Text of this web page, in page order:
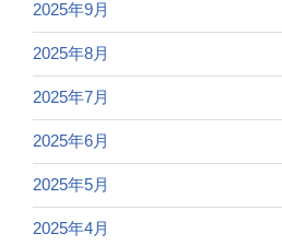
2025年9月
2025年8月
2025年7月
2025年6月
2025年5月
2025年4月